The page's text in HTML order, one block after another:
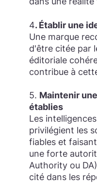
4. Établir une
Une marque
d'être citée par
éditoriale
contribue à
5. Maintenir
établies
Les
privilégient les
fiables et
une forte
Authority ou
cité dans les